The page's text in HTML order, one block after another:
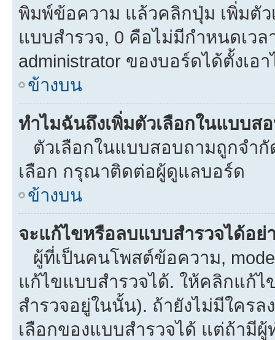
พิมพ์ข้อความ แล้วคลิกปุ่ม เพิ่มตั
แบบสำรวจ, 0 คือไม่มีกำหนดเว
administrator ของบอร์ดได้ตั้งเอา
ข้างบน
ทำไมฉันถึงเพิ่มตัวเลือกในแบบส
ตัวเลือกในแบบสอบถามถูกจำ
เลือก กรุณาติดต่อผู้ดูแลบอร์ด
ข้างบน
จะแก้ไขหรือลบแบบสำรวจได้อย่
ผู้ที่เป็นคนโพสต์ข้อความ,
แก้ไขแบบสำรวจได้. ให้คลิกแก้
สำรวจอยู่ในนั้น). ถ้ายังไม่มีใคร
เลือกของแบบสำรวจได้ แต่ถ้ามีผู้